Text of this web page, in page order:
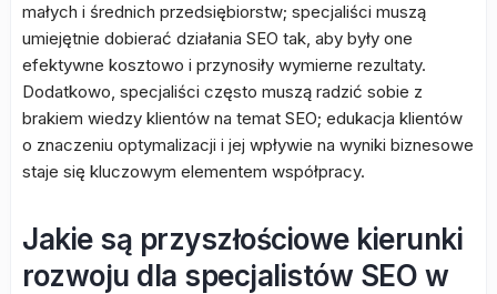
małych i średnich przedsiębiorstw; specjaliści muszą
umiejętnie dobierać działania SEO tak, aby były one
efektywne kosztowo i przynosiły wymierne rezultaty.
Dodatkowo, specjaliści często muszą radzić sobie z
brakiem wiedzy klientów na temat SEO; edukacja klientów
o znaczeniu optymalizacji i jej wpływie na wyniki biznesowe
staje się kluczowym elementem współpracy.
Jakie są przyszłościowe kierunki
rozwoju dla specjalistów SEO w